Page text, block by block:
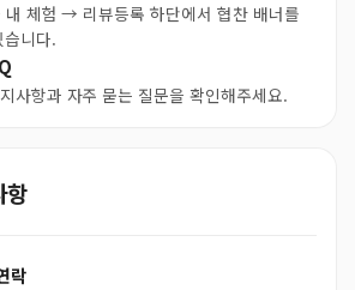
체험 → 리뷰등록 하단에서 협찬 배너를
니다.
사항과 자주 묻는 질문을 확인해주세요.
항
락